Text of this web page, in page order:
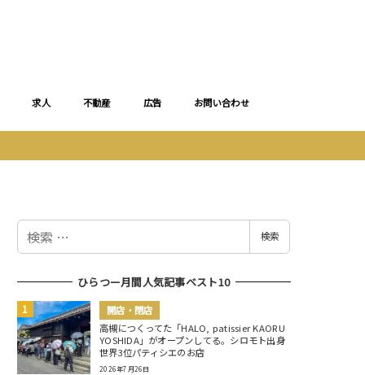
求人 不動産 広告 お問い合わせ
検
検索
ひらつー月間人気記事ベスト10
開店・閉店
高槻につくってた「HALO, patissier KAORU
YOSHIDA」がオープンしてる。シロモト出身
世界3位パティシエのお店
2026年7月26日